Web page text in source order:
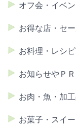
オフ会・イベン
お得な店・セ
お料理・レシピ
お知らせやＰＲ
お肉・魚・加
お菓子・スイ